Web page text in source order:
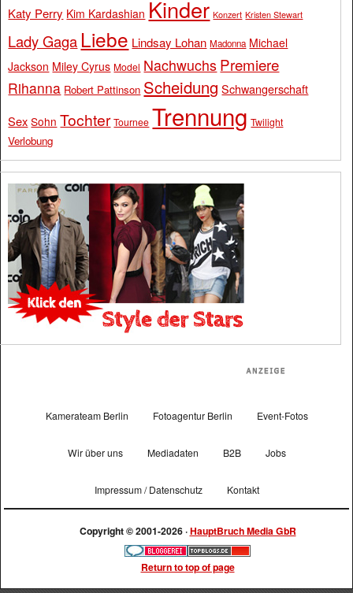
Katy Perry Kim Kardashian Kinder Konzert Kristen Stewart
Lady Gaga Liebe Lindsay Lohan Madonna Michael
Jackson Miley Cyrus Model Nachwuchs Premiere
Rihanna Robert Pattinson Scheidung Schwangerschaft
Sex Sohn Tochter Tournee Trennung Twilight
Verlobung
Kamerateam Berlin Fotoagentur Berlin Event-Fotos
Wir über uns Mediadaten B2B Jobs
Impressum / Datenschutz Kontakt
Copyright © 2001-2026 ·HauptBruch Media GbR
Return to top of page